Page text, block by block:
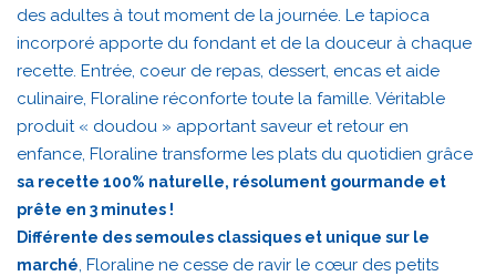
des adultes à tout moment de la journée. Le tapioca
incorporé apporte du fondant et de la douceur à chaque
recette. Entrée, coeur de repas, dessert, encas et aide
culinaire, Floraline réconforte toute la famille. Véritable
produit « doudou » apportant saveur et retour en
enfance, Floraline transforme les plats du quotidien grâce
sa recette 100% naturelle, résolument gourmande et
prête en 3 minutes !
Différente des semoules classiques et unique sur le
marché, Floraline ne cesse de ravir le cœur des petits